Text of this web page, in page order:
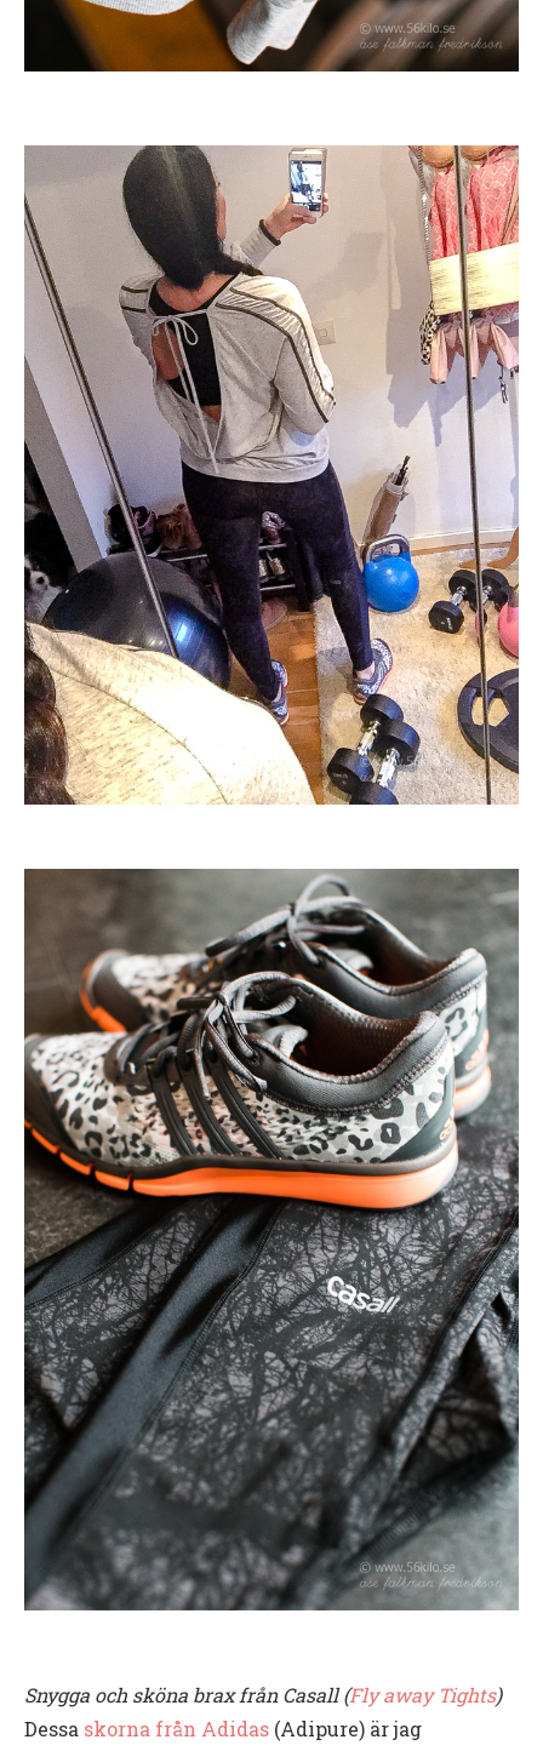
Snygga och sköna brax från Casall (Fly away Tights)
Dessa skorna från Adidas (Adipure) är jag